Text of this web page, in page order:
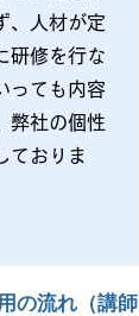
、人材が定
研修を行な
っても内容
弊社の個性
ておりま
の流れ（講師